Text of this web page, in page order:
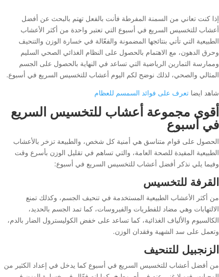
إذا كنت تعاني من السمنة المفرطة فأنت بالفعل تهتم بالبحث عن أفضل
أعشاب للتخسيس السريع في أسبوع التي تعتبر واحدة من أكثر الأعشاب
الطبيعية التي تأتي بنتائجها المضمونة والفعّالة في خسارة الوزن والتنحيف
وحرق الدهون، مع الاهتمام بالحصول على النظام الغذائي الصحي السليم
وممارسة التمارين الرياضية التي تساعد في النهاية بالحصول على الجسم
المثالي والصحي، لذلك نوضح لكم اليوم أعشاب للتخسيس السريع في أسبوع.
شاهد ايضا تعرف على فوائد السمسم للعظام
أقوى مجموعة أعشاب للتخسيس السريع
في أسبوع
الحصول على قوام متناسق هي أمنية كل شخص، والطبيعة تزخر بالأعشاب
الطبيعية المفيدة للصحة العامة، والتي تساهم في تقليل الوزن بأسرع وقت
وفيما يلي نذكر أفضل أعشاب للتخسيس السريع في أسبوع:
القرفة للتخسيس
من أكثر الأعشاب الطبيعية المستخدمة في تنحيف الجسم، وكذلك تمنع
الالتهابات وهي مضاد للفطريات والفيروسات، كما تمد الجسم بالحديد،
الكالسيوم والألياف الغذائية، كما تساعد على خفض الكوليسترول الضار بالدم،
وتعمل على سد الشهية وفقدان الوزن.
الزنجبيل للتنحيف
من أفضل أعشاب للتخسيس السريع في أسبوع كما يدخل في إعداد الكثير من